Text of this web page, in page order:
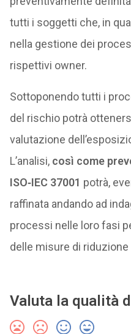
tutti i soggetti che, in
nella gestione dei
rispettivi owner.
Sottoponendo tutti i
del rischio potrà
valutazione
L’analisi,così come
ISO‑IEC 37001 potrà,
raffinata andando ad
processi nelle loro fasi
delle misure di
Valuta la qualità